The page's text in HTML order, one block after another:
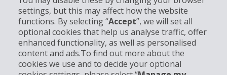
settings, but this may affect how the website
functions. By selecting “Accept”, we will set all
optional cookies that help us analyse traffic, offer
enhanced functionality, as well as personalised
content and ads.To find out more about the
cookies we use and to decide your optional
Partner
Kundenservice
Mieten bei Hertz